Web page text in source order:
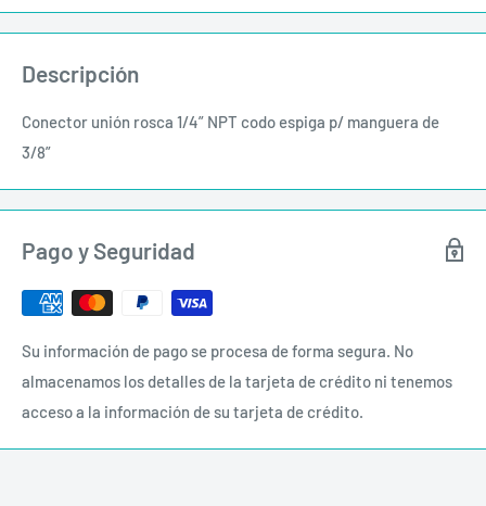
Descripción
Conector unión rosca 1/4” NPT codo espiga p/ manguera de
3/8”
Pago y Seguridad
Su información de pago se procesa de forma segura. No
almacenamos los detalles de la tarjeta de crédito ni tenemos
acceso a la información de su tarjeta de crédito.